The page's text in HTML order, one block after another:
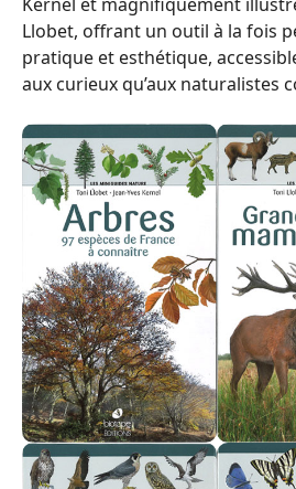
Llobet, offrant un outil à la fois
pratique et esthétique,
aux curieux qu’aux naturalistes